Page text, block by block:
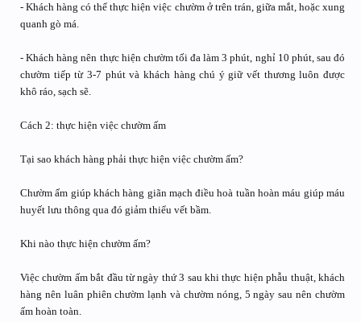
- Khách hàng có thể thực hiện việc chườm ở trên trán, giữa mắt, hoặc xung
quanh gò má.
- Khách hàng nên thực hiện chườm tối đa làm 3 phút, nghỉ 10 phút, sau đó
chườm tiếp từ 3-7 phút và khách hàng chú ý giữ vết thương luôn được
khô ráo, sạch sẽ.
Cách 2: thực hiện việc chườm ấm
Tại sao khách hàng phải thực hiện việc chườm ấm?
Chườm ấm giúp khách hàng giãn mạch điều hoà tuần hoàn máu giúp máu
huyết lưu thông qua đó giảm thiểu vết bầm.
Khi nào thực hiện chườm ấm?
Việc chườm ấm bắt đầu từ ngày thứ 3 sau khi thực hiện phẫu thuật, khách
hàng nên luân phiên chườm lạnh và chườm nóng, 5 ngày sau nên chườm
ấm hoàn toàn.